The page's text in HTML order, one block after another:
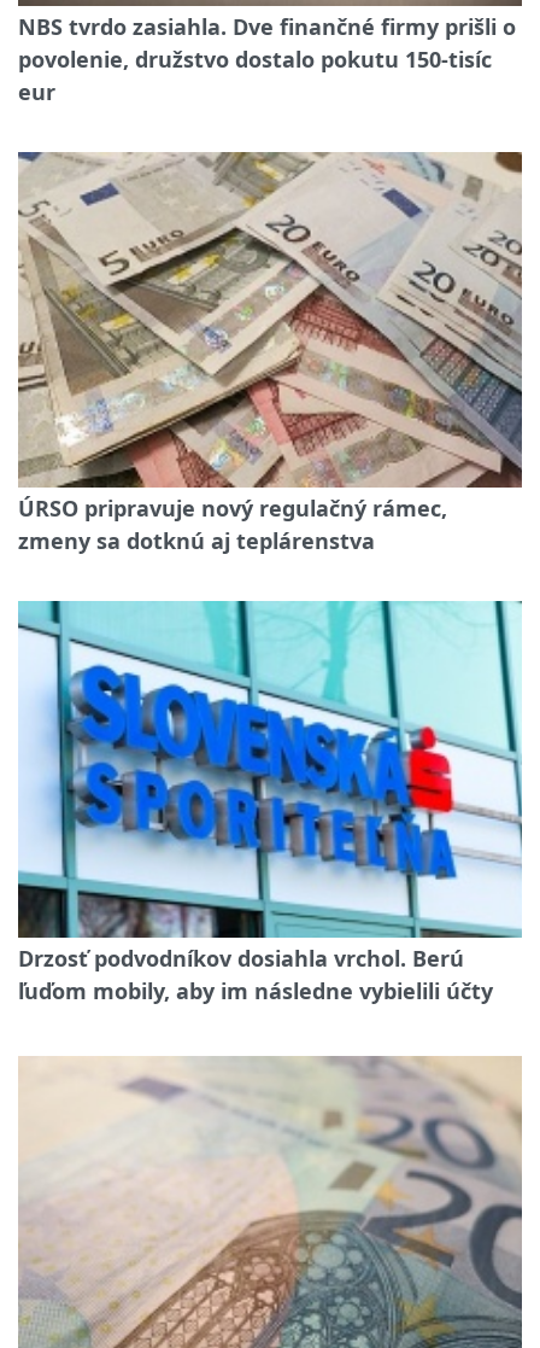
NBS tvrdo zasiahla. Dve finančné firmy prišli o
povolenie, družstvo dostalo pokutu 150-tisíc
eur
ÚRSO pripravuje nový regulačný rámec,
zmeny sa dotknú aj teplárenstva
Drzosť podvodníkov dosiahla vrchol. Berú
ľuďom mobily, aby im následne vybielili účty